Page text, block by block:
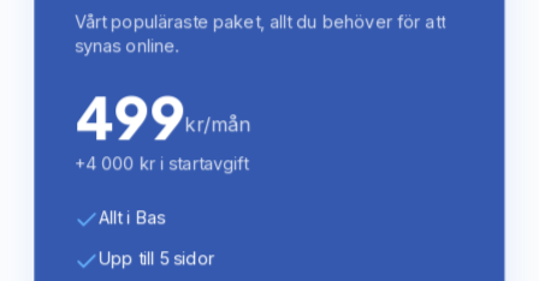
Vårt populäraste paket, allt du behöver för att
synas online.
499kr/mån
+4 000 kr i startavgift
Allt i Bas
Upp till 5 sidor